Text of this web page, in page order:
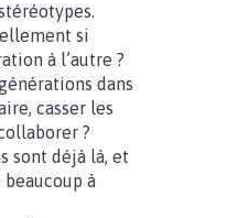
si
à l’autre ?
dans
casser les
?
sont déjà là, et
à